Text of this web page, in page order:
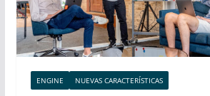
ENGINE NUEVAS CARACTERÍSTICAS